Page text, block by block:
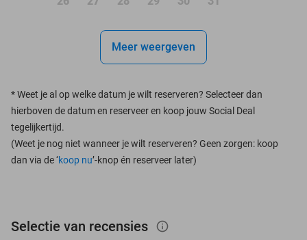
Meer weergeven
*Weet je al op welke datum je wilt reserveren? Selecteer dan
hierboven de datum en reserveer en koop jouw Social Deal
tegelijkertijd.
(Weet je nog niet wanneer je wilt reserveren? Geen zorgen: koop
dan via de ‘koop nu’-knop én reserveer later)
Selectie van recensies info_outlined